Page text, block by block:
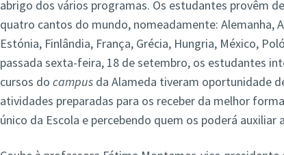
abrigo dos vários programas. Os estudantes provêm
quatro cantos do mundo, nomeadamente: Alemanha,
Estónia, Finlândia, França, Grécia, Hungria, México,
passada sexta-feira, 18 de setembro, os estudantes
cursos do campusda Alameda tiveram oportunidade
atividades preparadas para os receber da melhor
único da Escola e percebendo quem os poderá auxiliar